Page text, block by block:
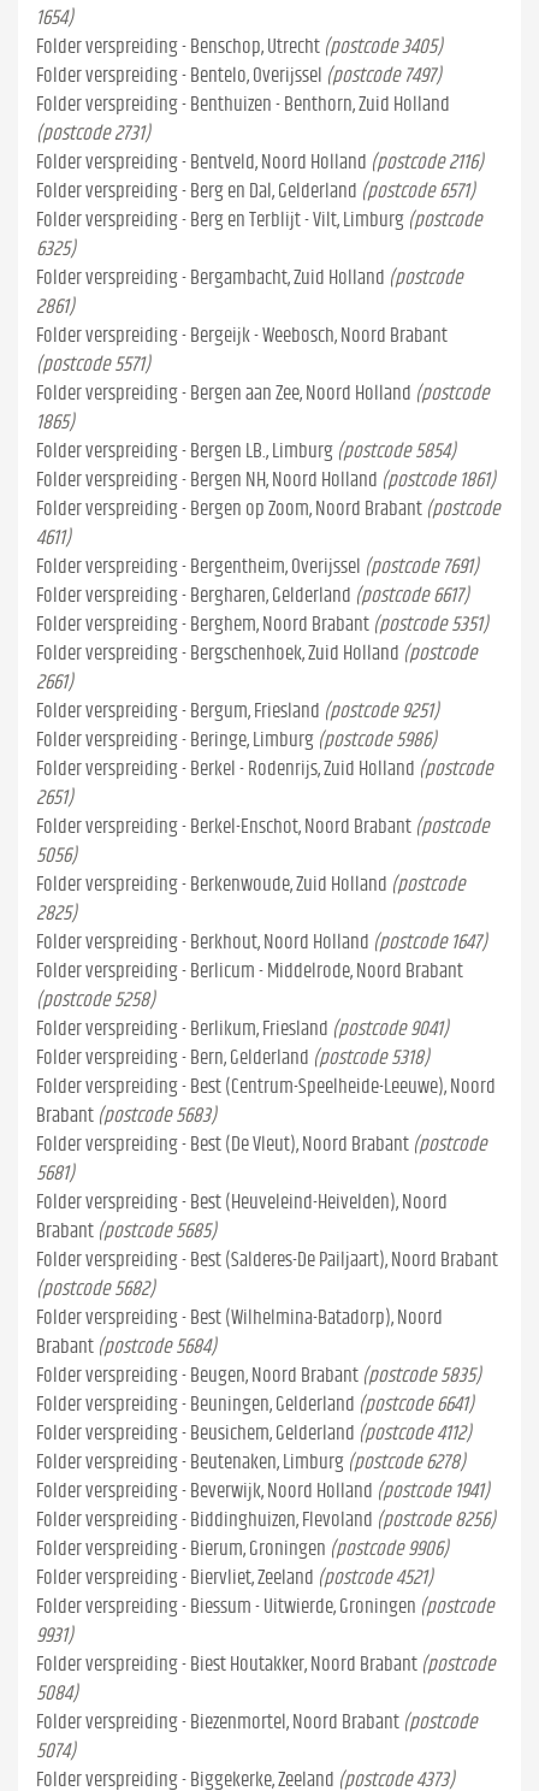
1654)
Folder verspreiding - Benschop, Utrecht (postcode 3405)
Folder verspreiding - Bentelo, Overijssel (postcode 7497)
Folder verspreiding - Benthuizen - Benthorn, Zuid Holland
(postcode 2731)
Folder verspreiding - Bentveld, Noord Holland (postcode 2116)
Folder verspreiding - Berg en Dal, Gelderland (postcode 6571)
Folder verspreiding - Berg en Terblijt - Vilt, Limburg (postcode
6325)
Folder verspreiding - Bergambacht, Zuid Holland (postcode
2861)
Folder verspreiding - Bergeijk - Weebosch, Noord Brabant
(postcode 5571)
Folder verspreiding - Bergen aan Zee, Noord Holland (postcode
1865)
Folder verspreiding - Bergen LB., Limburg (postcode 5854)
Folder verspreiding - Bergen NH, Noord Holland (postcode 1861)
Folder verspreiding - Bergen op Zoom, Noord Brabant (postcode
4611)
Folder verspreiding - Bergentheim, Overijssel (postcode 7691)
Folder verspreiding - Bergharen, Gelderland (postcode 6617)
Folder verspreiding - Berghem, Noord Brabant (postcode 5351)
Folder verspreiding - Bergschenhoek, Zuid Holland (postcode
2661)
Folder verspreiding - Bergum, Friesland (postcode 9251)
Folder verspreiding - Beringe, Limburg (postcode 5986)
Folder verspreiding - Berkel - Rodenrijs, Zuid Holland (postcode
2651)
Folder verspreiding - Berkel-Enschot, Noord Brabant (postcode
5056)
Folder verspreiding - Berkenwoude, Zuid Holland (postcode
2825)
Folder verspreiding - Berkhout, Noord Holland (postcode 1647)
Folder verspreiding - Berlicum - Middelrode, Noord Brabant
(postcode 5258)
Folder verspreiding - Berlikum, Friesland (postcode 9041)
Folder verspreiding - Bern, Gelderland (postcode 5318)
Folder verspreiding - Best (Centrum-Speelheide-Leeuwe), Noord
Brabant (postcode 5683)
Folder verspreiding - Best (De Vleut), Noord Brabant (postcode
5681)
Folder verspreiding - Best (Heuveleind-Heivelden), Noord
Brabant (postcode 5685)
Folder verspreiding - Best (Salderes-De Pailjaart), Noord Brabant
(postcode 5682)
Folder verspreiding - Best (Wilhelmina-Batadorp), Noord
Brabant (postcode 5684)
Folder verspreiding - Beugen, Noord Brabant (postcode 5835)
Folder verspreiding - Beuningen, Gelderland (postcode 6641)
Folder verspreiding - Beusichem, Gelderland (postcode 4112)
Folder verspreiding - Beutenaken, Limburg (postcode 6278)
Folder verspreiding - Beverwijk, Noord Holland (postcode 1941)
Folder verspreiding - Biddinghuizen, Flevoland (postcode 8256)
Folder verspreiding - Bierum, Groningen (postcode 9906)
Folder verspreiding - Biervliet, Zeeland (postcode 4521)
Folder verspreiding - Biessum - Uitwierde, Groningen (postcode
9931)
Folder verspreiding - Biest Houtakker, Noord Brabant (postcode
5084)
Folder verspreiding - Biezenmortel, Noord Brabant (postcode
5074)
Folder verspreiding - Biggekerke, Zeeland (postcode 4373)